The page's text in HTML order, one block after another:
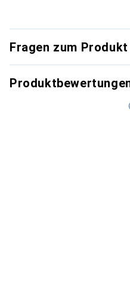
Fragen zum Produkt